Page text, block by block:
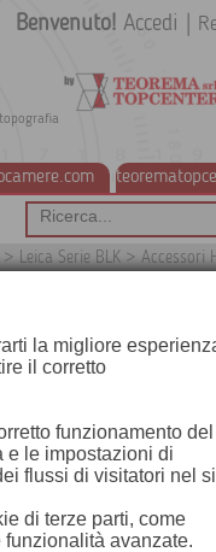
Benvenuto! Accedi
> Leica Serie BLK > Accessori
la migliore
il corretto
funzionamento del
e le impostazioni di
flussi di visitatori nel
di terze parti, come
avanzate.